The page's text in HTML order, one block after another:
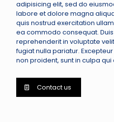
adipisicing elit, sed do
labore et dolore magna
quis nostrud exercitation
ea commodo consequat.
reprehenderit in voluptate
fugiat nulla pariatur.
non proident, sunt in culpa qui
Contact us